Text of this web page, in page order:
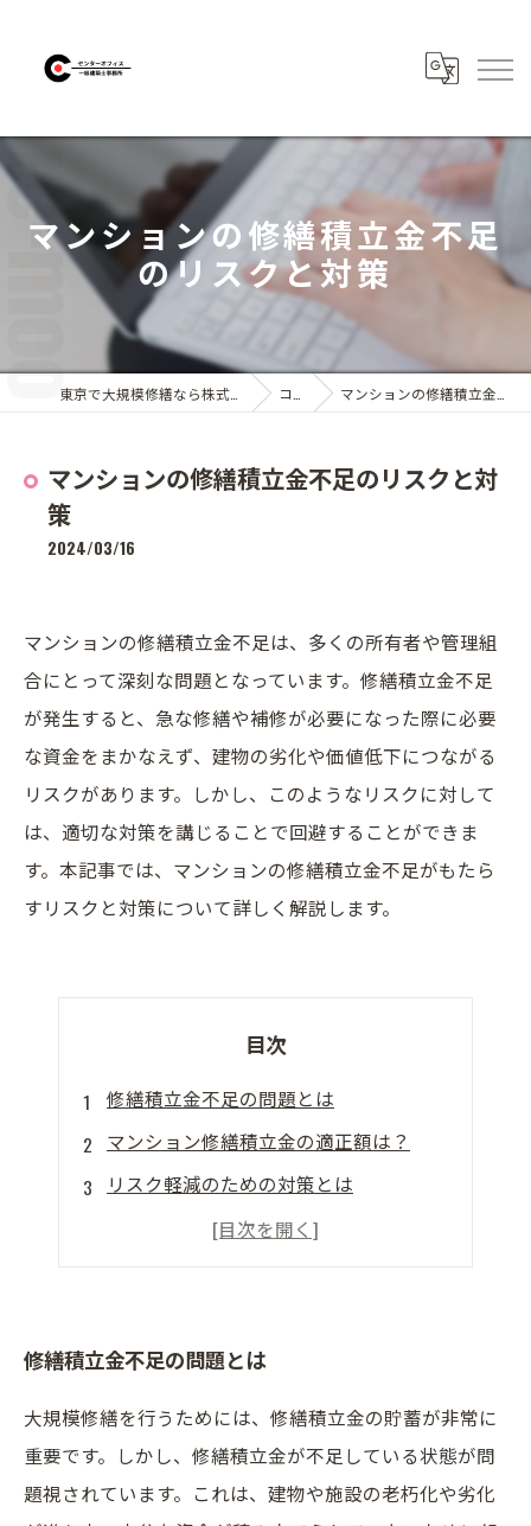
マンションの修繕積立金不足
のリスクと対策
コラム マンションの修繕積立金不足のリスクと対策
マンションの修繕積立金不足のリスクと対
策
2024/03/16
マンションの修繕積立金不足は、多くの所有者や管理組
合にとって深刻な問題となっています。修繕積立金不足
が発生すると、急な修繕や補修が必要になった際に必要
な資金をまかなえず、建物の劣化や価値低下につながる
リスクがあります。しかし、このようなリスクに対して
は、適切な対策を講じることで回避することができま
す。本記事では、マンションの修繕積立金不足がもたら
すリスクと対策について詳しく解説します。
目次
修繕積立金不足の問題とは
マンション修繕積立金の適正額は？
リスク軽減のための対策とは
管理組合の役割とマンション修繕積立金
修繕積立金不足の問題とは
大規模修繕を行うためには、修繕積立金の貯蓄が非常に
重要です。しかし、修繕積立金が不足している状態が問
題視されています。これは、建物や施設の老朽化や劣化